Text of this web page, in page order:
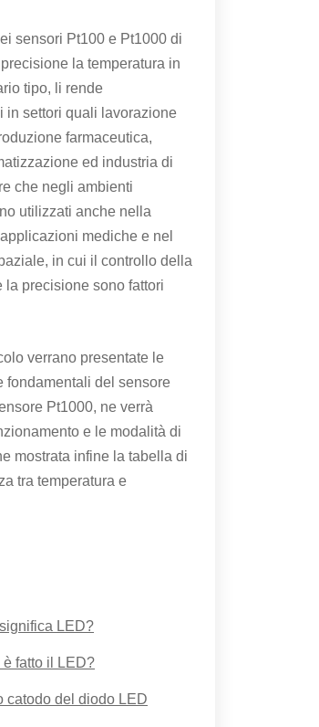
sensori Pt100 e Pt1000 di
la temperatura in
tipo, li rende
in settori quali lavorazione
farmaceutica,
ed industria di
che negli ambienti
utilizzati anche nella
mediche e nel
in cui il controllo della
la precisione sono fattori
verrano presentate le
fondamentali del sensore
Pt1000, ne verrà
e le modalità di
mostrata infine la tabella di
tra temperatura e
LED?
è fatto il LED?
catodo del diodo LED